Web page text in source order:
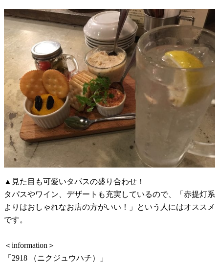
▲見た目も可愛いタパスの盛り合わせ！
タパスやワイン、デザートも充実しているので、「赤提灯系
よりはおしゃれなお店の方がいい！」という人にはオススメ
です。
＜information＞
「2918 （ニクジュウハチ）」